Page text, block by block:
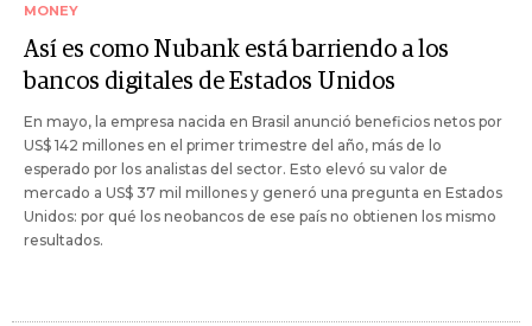
MONEY
Así es como Nubank está barriendo a los
bancos digitales de Estados Unidos
En mayo, la empresa nacida en Brasil anunció beneficios netos por
US$ 142 millones en el primer trimestre del año, más de lo
esperado por los analistas del sector. Esto elevó su valor de
mercado a US$ 37 mil millones y generó una pregunta en Estados
Unidos: por qué los neobancos de ese país no obtienen los mismo
resultados.